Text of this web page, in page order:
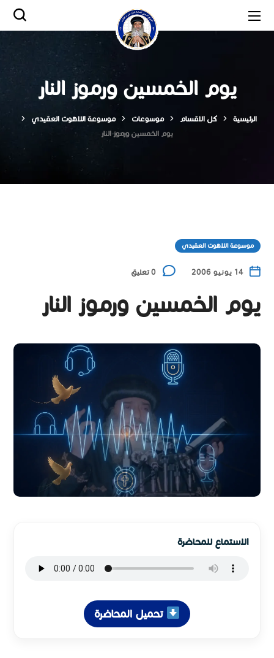
يوم الخمسين ورموز النار
الرئيسية كل الاقسام موسوعات
موسوعة اللاهوت العقيدي
يوم الخمسين ورموز النار
موسوعة اللاهوت العقيدي
14 يونيو 2006 0 تعليق
يوم الخمسين ورموز النار
الاستماع للمحاضرة
تحميل المحاضرة